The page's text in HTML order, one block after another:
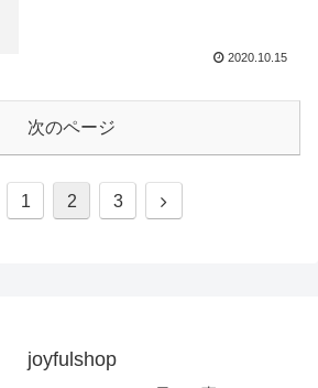
2020.10.15
次のページ
1 2 3
joyfulshop